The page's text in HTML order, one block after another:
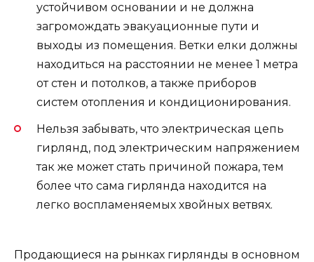
устойчивом основании и не должна
загромождать эвакуационные пути и
выходы из помещения. Ветки елки должны
находиться на расстоянии не менее 1 метра
от стен и потолков, а также приборов
систем отопления и кондиционирования.
Нельзя забывать, что электрическая цепь
гирлянд, под электрическим напряжением
так же может стать причиной пожара, тем
более что сама гирлянда находится на
легко воспламеняемых хвойных ветвях.
Продающиеся на рынках гирлянды в основном